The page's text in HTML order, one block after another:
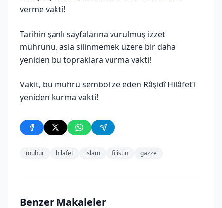
verme vakti!
Tarihin şanlı sayfalarına vurulmuş izzet
mührünü, asla silinmemek üzere bir daha
yeniden bu topraklara vurma vakti!
Vakit, bu mührü sembolize eden Râşidî Hilâfet’i
yeniden kurma vakti!
mühür hilafet islam filistin gazze
Benzer Makaleler